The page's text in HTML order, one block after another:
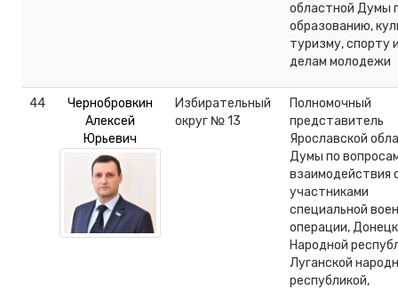
областной Думы
образованию,
туризму, спорту
делам молодежи
44
Чернобровкин
Алексей
Юрьевич
Избирательный
округ № 13
Полномочный
представитель
Ярославской
Думы по
взаимодействия
участниками
специальной
операции,
Народной
Луганской
республикой,